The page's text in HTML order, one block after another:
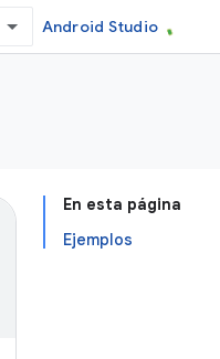
Android Studio
En esta página
Ejemplos